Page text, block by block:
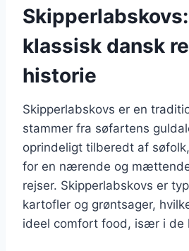
klassisk dansk
historie
Skipperlabskovs er en
stammer fra søfartens
oprindeligt tilberedt af
for en nærende og
rejser. Skipperlabskovs er
kartofler og grøntsager,
ideel comfort food, især i de